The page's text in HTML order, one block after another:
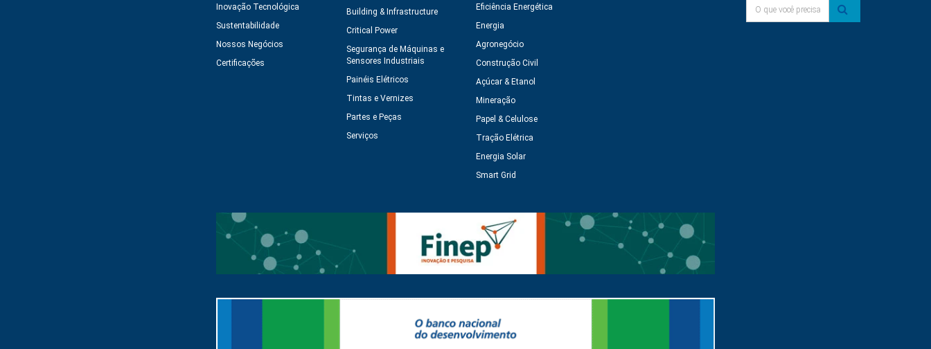
Inovação Tecnológica
Sustentabilidade
Nossos Negócios
Certificações
Building & Infrastructure
Critical Power
Segurança de Máquinas e
Sensores Industriais
Painéis Elétricos
Tintas e Vernizes
Partes e Peças
Serviços
Eficiência Energética
Energia
Agronegócio
Construção Civil
Açúcar & Etanol
Mineração
Papel & Celulose
Tração Elétrica
Energia Solar
Smart Grid